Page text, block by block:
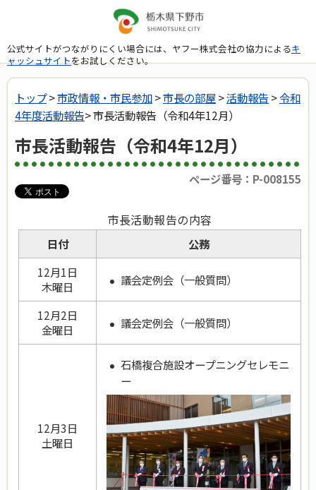
公式サイトがつながりにくい場合には、ヤフー株式会社の協力によるキ
ャッシュサイトをお試しください。
トップ>市政情報・市民参加>市長の部屋>活動報告 >令和
4年度活動報告> 市長活動報告（令和4年12月）
市長活動報告（令和4年12月）
ページ番号：P-008155
市長活動報告の内容
日付
公務
12月1日
木曜日
議会定例会（一般質問）
12月2日
金曜日
議会定例会（一般質問）
12月3日
土曜日
石橋複合施設オープニングセレモニ
ー